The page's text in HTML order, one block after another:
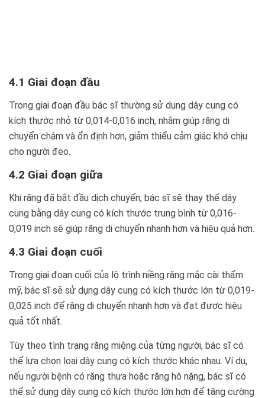
4.1 Giai đoạn đầu
Trong giai đoạn đầu bác sĩ thường sử dụng dây cung có
kích thước nhỏ từ 0,014-0,016 inch, nhằm giúp răng di
chuyển chậm và ổn định hơn, giảm thiểu cảm giác khó chịu
cho người đeo.
4.2 Giai đoạn giữa
Khi răng đã bắt đầu dịch chuyển, bác sĩ sẽ thay thế dây
cung bằng dây cung có kích thước trung bình từ 0,016-
0,019 inch sẽ giúp răng di chuyển nhanh hơn và hiệu quả hơn.
4.3 Giai đoạn cuối
Trong giai đoạn cuối của lộ trình niềng răng mắc cài thẩm
mỹ, bác sĩ sẽ sử dụng dây cung có kích thước lớn từ 0,019-
0,025 inch để răng di chuyển nhanh hơn và đạt được hiệu
quả tốt nhất.
Tùy theo tình trạng răng miệng của từng người, bác sĩ có
thể lựa chọn loại dây cung có kích thước khác nhau. Ví dụ,
nếu người bệnh có răng thưa hoặc răng hô nặng, bác sĩ có
thể sử dụng dây cung có kích thước lớn hơn để tăng cường